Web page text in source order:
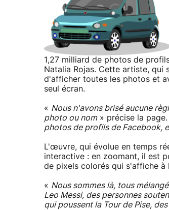
1,27 milliard de photos de
Natalia Rojas. Cette artiste, qui
d'afficher toutes les photos et
seul écran.
« Nous n'avons brisé aucune
photo ou nom» précise la page.
photos de profils de Facebook,
L'œuvre, qui évolue en temps
interactive : en zoomant, il est
de pixels colorés qui s'affiche à
« Nous sommes là, tous
Leo Messi, des personnes
qui poussent la Tour de Pise,